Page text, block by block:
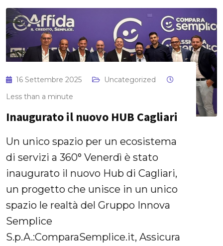
16 Settembre 2025
Uncategorized
Less than a minute
Inaugurato il nuovo HUB Cagliari
Un unico spazio per un ecosistema
di servizi a 360° Venerdì è stato
inaugurato il nuovo Hub di Cagliari,
un progetto che unisce in un unico
spazio le realtà del Gruppo Innova
Semplice
S.p.A.:ComparaSemplice.it, Assicura